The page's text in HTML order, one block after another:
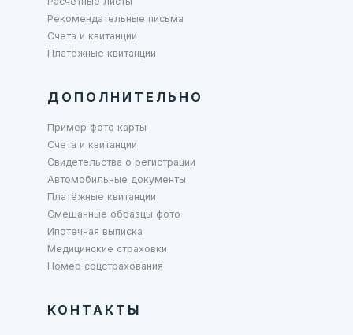
Рекомендательные письма
Счета и квитанции
Платёжные квитанции
ДОПОЛНИТЕЛЬНО
Пример фото карты
Счета и квитанции
Свидетельства о регистрации
Автомобильные документы
Платёжные квитанции
Смешанные образцы фото
Ипотечная выписка
Медицинские страховки
Номер соцстрахования
КОНТАКТЫ